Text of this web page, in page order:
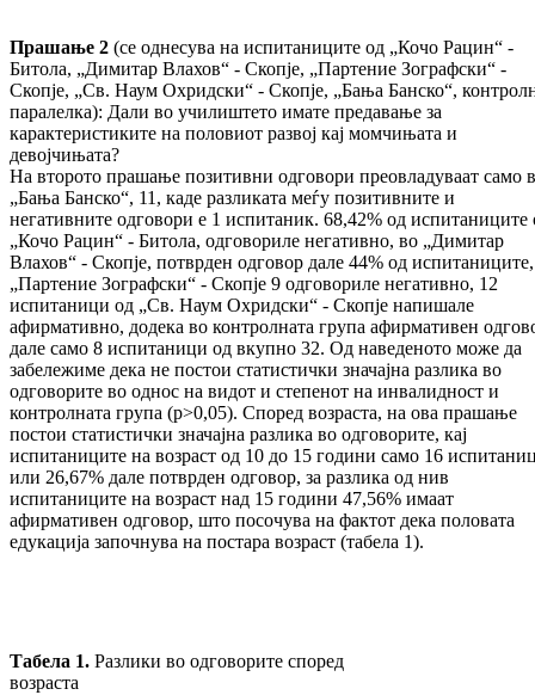
Прашање 2 (се однесува на испитаниците од „Кочо Рацин“ -
Битола, „Димитар Влахов“ - Скопје, „Партение Зографски“ -
Скопје, „Св. Наум Охридски“ - Скопје, „Бања Банско“,
паралелка): Дали во училиштето имате предавање за
карактеристиките на половиот развој кај момчињата и
девојчињата?
На второто прашање позитивни одговори преовладуваат само
„Бања Банско“, 11, каде разликата меѓу позитивните и
негативните одговори е 1 испитаник. 68,42% од испитаниците
„Кочо Рацин“ - Битола, одговориле негативно, во „Димитар
Влахов“ - Скопје, потврден одговор дале 44% од
„Партение Зографски“ - Скопје 9 одговориле негативно, 12
испитаници од „Св. Наум Охридски“ - Скопје напишале
афирмативно, додека во контролната група афирмативен
дале само 8 испитаници од вкупно 32. Од наведеното може да
зaбележиме дека не постои статистички значајна разлика во
одговорите во однос на видот и степенот на инвалидност и
контролната група (p>0,05). Според возраста, на ова прашање
постои статистички значајна разлика во одговорите, кај
испитаниците на возраст од 10 до 15 години само 16
или 26,67% дале потврден одговор, за разлика од нив
испитаниците на возраст над 15 години 47,56% имаат
афирмативен одговор, што посочува на фактот дека половата
едукација започнува на постара возраст (табела 1).
Табела 1. Разлики во одговорите според
возраста